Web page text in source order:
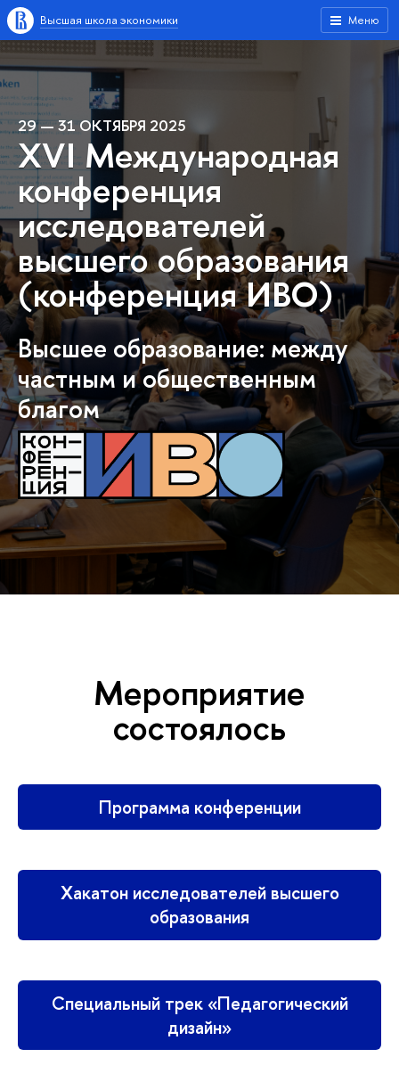
Меню
Высшая школа экономики
29 — 31 ОКТЯБРЯ 2025
XVI Международная
конференция
исследователей
высшего образования
(конференция ИВО)
Высшее образование: между
частным и общественным
благом
Мероприятие
состоялось
Программа конференции
Хакатон исследователей высшего
образования
Специальный трек «Педагогический
дизайн»